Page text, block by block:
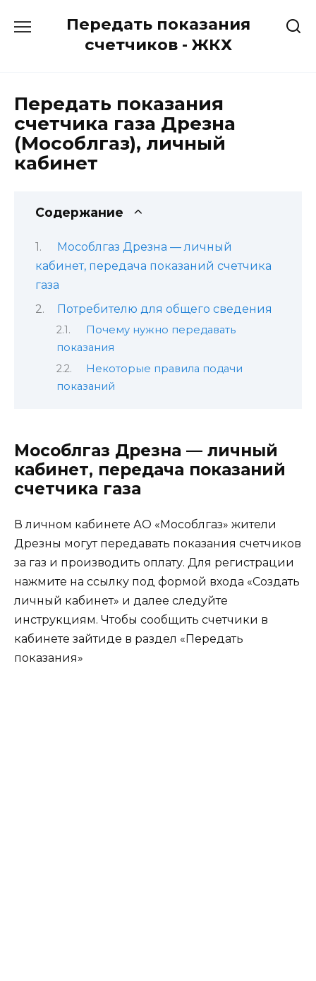
Передать показания
счетчиков - ЖКХ
Передать показания
счетчика газа Дрезна
(Мособлгаз), личный
кабинет
Содержание
Мособлгаз Дрезна — личный
кабинет, передача показаний счетчика
газа
Потребителю для общего сведения
Почему нужно передавать
показания
Некоторые правила подачи
показаний
Мособлгаз Дрезна — личный
кабинет, передача показаний
счетчика газа
В личном кабинете АО «Мособлгаз» жители
Дрезны могут передавать показания счетчиков
за газ и производить оплату. Для регистрации
нажмите на ссылку под формой входа «Создать
личный кабинет» и далее следуйте
инструкциям. Чтобы сообщить счетчики в
кабинете зайтиде в раздел «Передать
показания»